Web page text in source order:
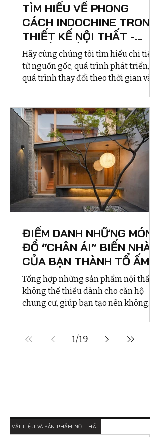
TÌM HIỂU VỀ PHONG
CÁCH INDOCHINE TRONG
THIẾT KẾ NỘI THẤT -
NGUỒN GỐC, QUÁ TRÌNH
PHÁT TRIỂN VÀ ỨNG
DỤNG THỰC TẾ
Hãy cùng chúng tôi tìm hiểu chi tiết
từ nguồn gốc, quá trình phát triển,
quá trình thay đổi theo thời gian và
nhé!
ĐIỂM DANH NHỮNG MÓN
ĐỒ “CHÂN ÁI” BIẾN NHÀ
CỦA BẠN THÀNH TỔ ẤM
LÝ TƯỞNG
Tổng hợp những sản phẩm nội thất
không thể thiếu dành cho căn hộ
chung cư, giúp bạn tạo nên không
1/19
VẬT LIỆU VÀ SẢN PHẨM NỘI THẤT